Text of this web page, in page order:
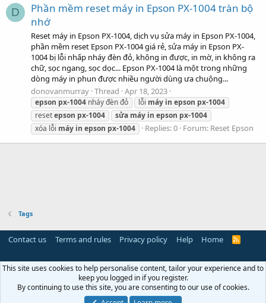
D
Phần mềm reset máy in Epson PX-1004 tràn bộ
nhớ
Reset máy in Epson PX-1004, dịch vụ sửa máy in Epson PX-1004,
phần mềm reset Epson PX-1004 giá rẻ, sửa máy in Epson PX-
1004 bị lỗi nhấp nháy đèn đỏ, không in được, in mờ, in không ra
chữ, sọc ngang, sọc dọc... Epson PX-1004 là một trong những
dòng máy in phun được nhiều người dùng ưa chuộng...
donovanmurray Thread Apr 18, 2023
epson px-1004 nháy đèn đỏ lỗi máy in epson px-1004
resetepson px-1004 sửa máy in epson px-1004
xóa lỗi máy in epson px-1004 Replies: 0 Forum: Reset Epson
Tags
Contact us Terms and rules Privacy policy Help Home
R
This site uses cookies to help personalise content, tailor your experience and to
keep you logged in if you register.
By continuing to use this site, you are consenting to our use of cookies.